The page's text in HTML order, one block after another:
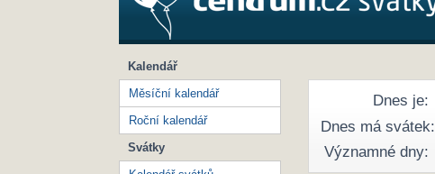
Dnes je:
Dnes má svátek:
Významné dny:
Kalendář
Měsíční kalendář
Roční kalendář
Svátky